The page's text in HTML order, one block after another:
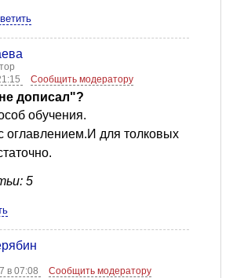
Сообщить модератору
дописал"?
обучения.
оглавлением.И для толковых
5
в 07:08
Сообщить модератору